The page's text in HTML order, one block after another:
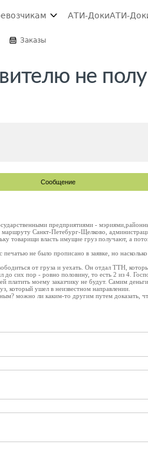
АТИ-ДокиАТИ-
Заказы
не
Сообщение
предприятиями -
Санкт-Петебург-Щелково,
товарищи власть имущие груз получают, а
не было прописано в заявке, но
от груза и уехать. Он отдал ТТН,
сих пор - ровно половину, то есть 2 из 4.
платить моему заказчику не будут. Самим
который ушел в неизвестном направлении.
можно ли каким-то другим путем доказать,